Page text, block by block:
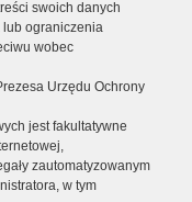
swoich danych
lub ograniczenia
wobec
Urzędu Ochrony
jest fakultatywne
zautomatyzowanym
w tym